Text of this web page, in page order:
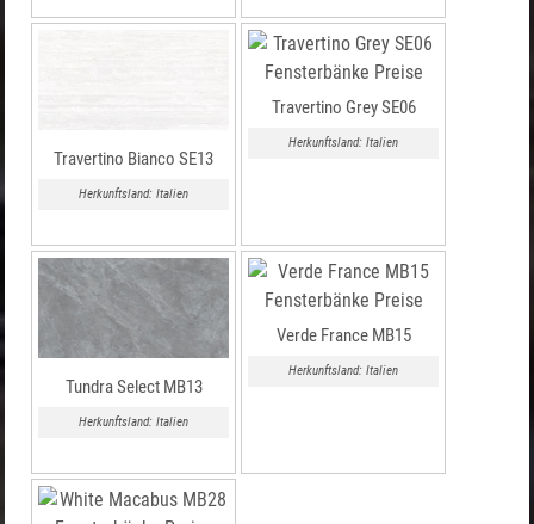
Travertino Bianco SE13
Herkunftsland: Italien
Travertino Grey SE06
Herkunftsland: Italien
Tundra Select MB13
Herkunftsland: Italien
Verde France MB15
Herkunftsland: Italien